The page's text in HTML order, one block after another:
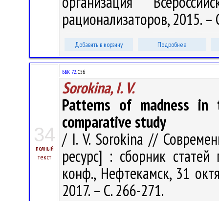
рационализаторов, 2015.
Добавить в корзину Подробнее
34
полный
текст
ББК 72.С56
Sorokina, I. V.
Patterns of madness in
comparative study
/ I. V. Sorokina //
ресурс] : сборник
конф., Нефтекамск, 31
2017. – С. 266-271.